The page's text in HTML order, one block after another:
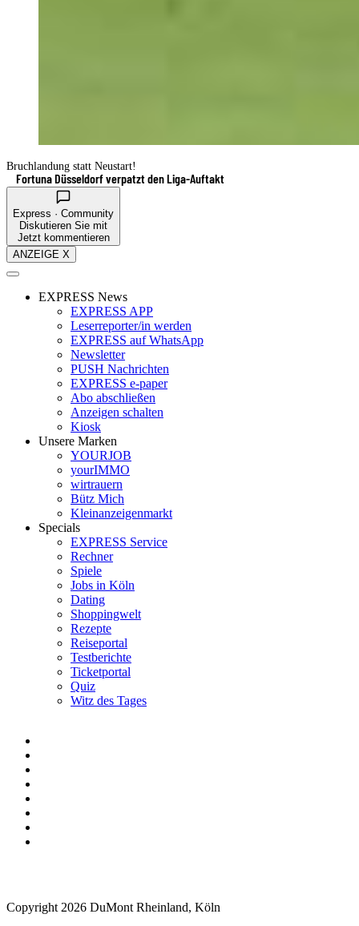
Bruchlandung statt Neustart!
Fortuna Düsseldorf verpatzt den Liga-Auftakt
Express · Community
Diskutieren Sie mit
Jetzt kommentieren
ANZEIGE X
EXPRESS News
EXPRESS APP
Leserreporter/in werden
EXPRESS auf WhatsApp
Newsletter
PUSH Nachrichten
EXPRESS e-paper
Abo abschließen
Anzeigen schalten
Kiosk
Unsere Marken
YOURJOB
yourIMMO
wirtrauern
Bütz Mich
Kleinanzeigenmarkt
Specials
EXPRESS Service
Rechner
Spiele
Jobs in Köln
Dating
Shoppingwelt
Rezepte
Reiseportal
Testberichte
Ticketportal
Quiz
Witz des Tages
Copyright 2026 DuMont Rheinland, Köln